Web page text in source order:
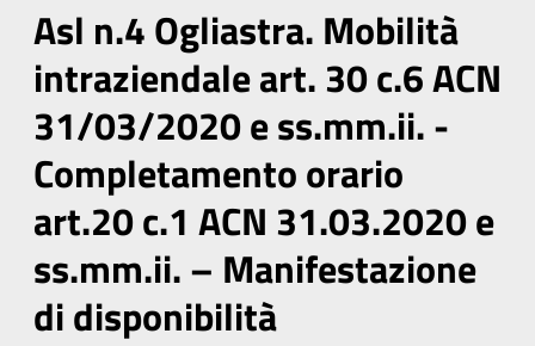
Asl n.4 Ogliastra. Mobilità
intraziendale art. 30 c.6 ACN
31/03/2020 e ss.mm.ii. -
Completamento orario
art.20 c.1 ACN 31.03.2020 e
ss.mm.ii. – Manifestazione
di disponibilità